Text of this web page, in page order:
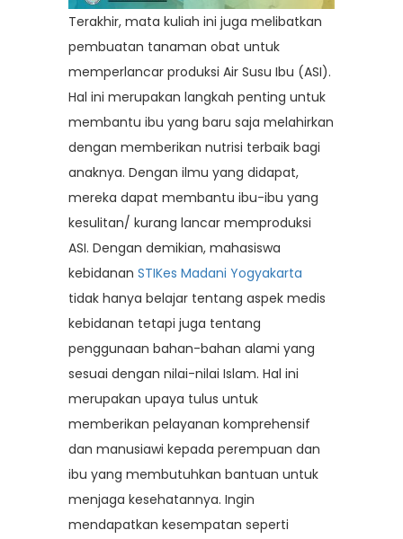
Terakhir, mata kuliah ini juga melibatkan
pembuatan tanaman obat untuk
memperlancar produksi Air Susu Ibu (ASI).
Hal ini merupakan langkah penting untuk
membantu ibu yang baru saja melahirkan
dengan memberikan nutrisi terbaik bagi
anaknya. Dengan ilmu yang didapat,
mereka dapat membantu ibu-ibu yang
kesulitan/ kurang lancar memproduksi
ASI. Dengan demikian, mahasiswa
kebidanan STIKes Madani Yogyakarta
tidak hanya belajar tentang aspek medis
kebidanan tetapi juga tentang
penggunaan bahan-bahan alami yang
sesuai dengan nilai-nilai Islam. Hal ini
merupakan upaya tulus untuk
memberikan pelayanan komprehensif
dan manusiawi kepada perempuan dan
ibu yang membutuhkan bantuan untuk
menjaga kesehatannya. Ingin
mendapatkan kesempatan seperti